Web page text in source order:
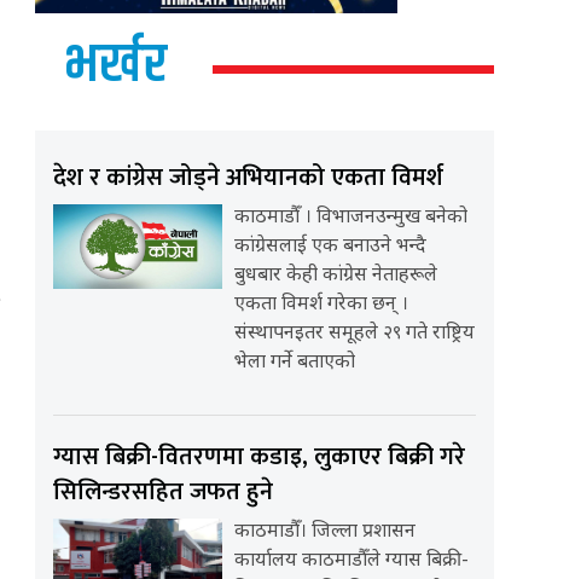
भर्खर
देश र कांग्रेस जोड्ने अभियानको एकता विमर्श
काठमाडौँ । विभाजनउन्मुख बनेको
कांग्रेसलाई एक बनाउने भन्दै
बुधबार केही कांग्रेस नेताहरूले
एकता विमर्श गरेका छन् ।
संस्थापनइतर समूहले २९ गते राष्ट्रिय
भेला गर्ने बताएको
ग्यास बिक्री-वितरणमा कडाइ, लुकाएर बिक्री गरे
सिलिन्डरसहित जफत हुने
काठमाडौँ। जिल्ला प्रशासन
कार्यालय काठमाडौँले ग्यास बिक्री-